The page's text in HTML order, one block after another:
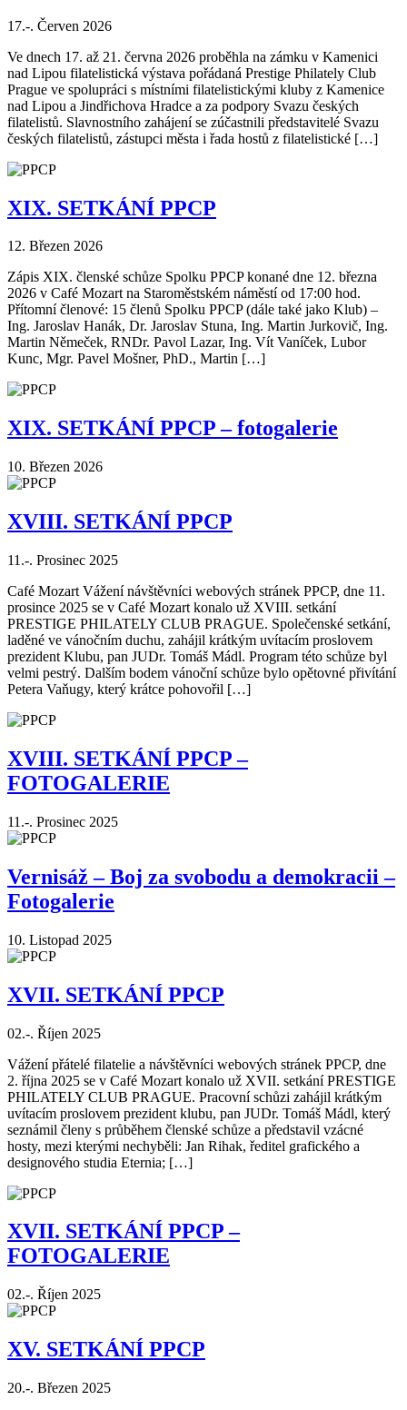
17.-. Červen 2026
Ve dnech 17. až 21. června 2026 proběhla na zámku v Kamenici
nad Lipou filatelistická výstava pořádaná Prestige Philately Club
Prague ve spolupráci s místními filatelistickými kluby z Kamenice
nad Lipou a Jindřichova Hradce a za podpory Svazu českých
filatelistů. Slavnostního zahájení se zúčastnili představitelé Svazu
českých filatelistů, zástupci města i řada hostů z filatelistické […]
XIX. SETKÁNÍ PPCP
12. Březen 2026
Zápis XIX. členské schůze Spolku PPCP konané dne 12. března
2026 v Café Mozart na Staroměstském náměstí od 17:00 hod.
Přítomní členové: 15 členů Spolku PPCP (dále také jako Klub) –
Ing. Jaroslav Hanák, Dr. Jaroslav Stuna, Ing. Martin Jurkovič, Ing.
Martin Němeček, RNDr. Pavol Lazar, Ing. Vít Vaníček, Lubor
Kunc, Mgr. Pavel Mošner, PhD., Martin […]
XIX. SETKÁNÍ PPCP – fotogalerie
10. Březen 2026
XVIII. SETKÁNÍ PPCP
11.-. Prosinec 2025
Café Mozart Vážení návštěvníci webových stránek PPCP, dne 11.
prosince 2025 se v Café Mozart konalo už XVIII. setkání
PRESTIGE PHILATELY CLUB PRAGUE. Společenské setkání,
laděné ve vánočním duchu, zahájil krátkým uvítacím proslovem
prezident Klubu, pan JUDr. Tomáš Mádl. Program této schůze byl
velmi pestrý. Dalším bodem vánoční schůze bylo opětovné přivítání
Petera Vaňugy, který krátce pohovořil […]
XVIII. SETKÁNÍ PPCP –
FOTOGALERIE
11.-. Prosinec 2025
Vernisáž – Boj za svobodu a demokracii –
Fotogalerie
10. Listopad 2025
XVII. SETKÁNÍ PPCP
02.-. Říjen 2025
Vážení přátelé filatelie a návštěvníci webových stránek PPCP, dne
2. října 2025 se v Café Mozart konalo už XVII. setkání PRESTIGE
PHILATELY CLUB PRAGUE. Pracovní schůzi zahájil krátkým
uvítacím proslovem prezident klubu, pan JUDr. Tomáš Mádl, který
seznámil členy s průběhem členské schůze a představil vzácné
hosty, mezi kterými nechyběli: Jan Rihak, ředitel grafického a
designového studia Eternia; […]
XVII. SETKÁNÍ PPCP –
FOTOGALERIE
02.-. Říjen 2025
XV. SETKÁNÍ PPCP
20.-. Březen 2025